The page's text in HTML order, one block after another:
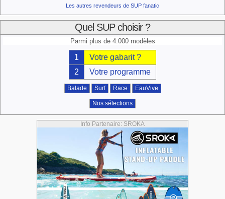
Les autres revendeurs de SUP fanatic
Quel SUP choisir ?
Parmi plus de 4.000 modèles
1
Votre gabarit ?
2
Votre programme
Balade Surf Race EauVive
Nos sélections
Info Partenaire: SROKA